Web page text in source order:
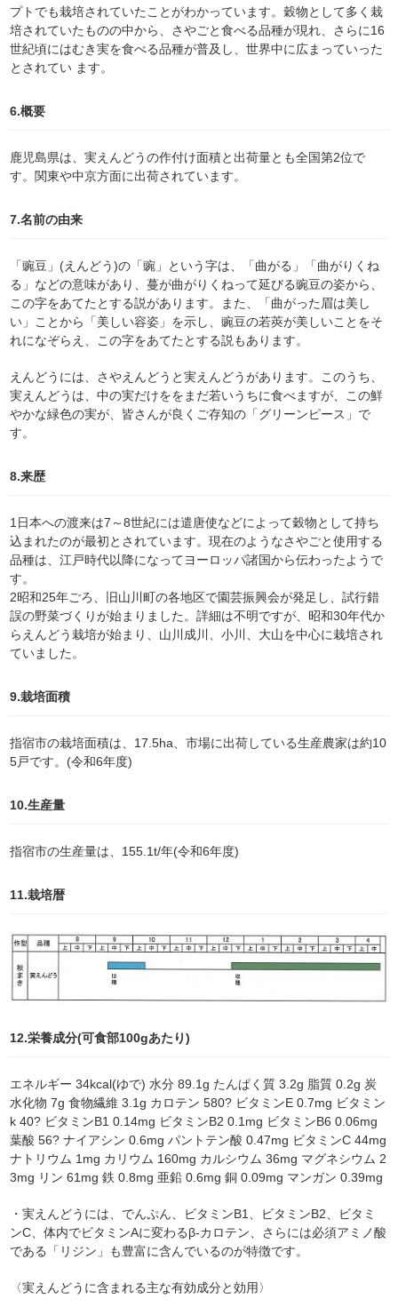
プトでも栽培されていたことがわかっています。穀物として多く栽
培されていたものの中から、さやごと食べる品種が現れ、さらに16
世紀頃にはむき実を食べる品種が普及し、世界中に広まっていった
とされてい ます。
6.概要
鹿児島県は、実えんどうの作付け面積と出荷量とも全国第2位で
す。関東や中京方面に出荷されています。
7.名前の由来
「豌豆」(えんどう)の「豌」という字は、「曲がる」「曲がりくね
る」などの意味があり、蔓が曲がりくねって延びる豌豆の姿から、
この字をあてたとする説があります。また、「曲がった眉は美し
い」ことから「美しい容姿」を示し、豌豆の若莢が美しいことをそ
れになぞらえ、この字をあてたとする説もあります。
えんどうには、さやえんどうと実えんどうがあります。このうち、
実えんどうは、中の実だけををまだ若いうちに食べますが、この鮮
やかな緑色の実が、皆さんが良くご存知の「グリーンピース」で
す。
8.来歴
1日本への渡来は7～8世紀には遣唐使などによって穀物として持ち
込まれたのが最初とされています。現在のようなさやごと使用する
品種は、江戸時代以降になってヨーロッパ諸国から伝わったようで
す。
2昭和25年ごろ、旧山川町の各地区で園芸振興会が発足し、試行錯
誤の野菜づくりが始まりました。詳細は不明ですが、昭和30年代か
らえんどう栽培が始まり、山川成川、小川、大山を中心に栽培され
ていました。
9.栽培面積
指宿市の栽培面積は、17.5ha、市場に出荷している生産農家は約10
5戸です。(令和6年度)
10.生産量
指宿市の生産量は、155.1t/年(令和6年度)
11.栽培暦
12.栄養成分(可食部100gあたり)
エネルギー 34kcal(ゆで) 水分 89.1g たんぱく質 3.2g 脂質 0.2g 炭
水化物 7g 食物繊維 3.1g カロテン 580? ビタミンE 0.7mg ビタミン
k 40? ビタミンB1 0.14mg ビタミンB2 0.1mg ビタミンB6 0.06mg
葉酸 56? ナイアシン 0.6mg パントテン酸 0.47mg ビタミンC 44mg
ナトリウム 1mg カリウム 160mg カルシウム 36mg マグネシウム 2
3mg リン 61mg 鉄 0.8mg 亜鉛 0.6mg 銅 0.09mg マンガン 0.39mg
・実えんどうには、でんぷん、ビタミンB1、ビタミンB2、ビタミ
ンC、体内でビタミンAに変わるβ‐カロテン、さらには必須アミノ酸
である「リジン」も豊富に含んでいるのが特徴です。
〈実えんどうに含まれる主な有効成分と効用〉